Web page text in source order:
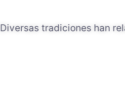
Diversas tradiciones han